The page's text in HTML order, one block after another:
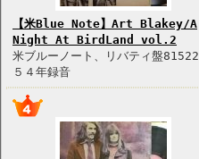
【米Blue Note】Art Blakey/A
Night At BirdLand vol.2
米ブルーノート、リバティ盤81522
５４年録音